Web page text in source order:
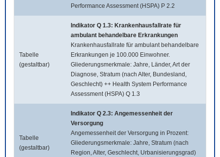
Performance Assessment (HSPA) P 2.2
Tabelle
(gestaltbar)
Indikator Q 1.3: Krankenhausfallrate für
ambulant behandelbare Erkrankungen
Krankenhausfallrate für ambulant behandelbare
Erkrankungen je 100.000 Einwohner.
Gliederungsmerkmale: Jahre, Länder, Art der
Diagnose, Stratum (nach Alter, Bundesland,
Geschlecht) ++ Health System Performance
Assessment (HSPA) Q 1.3
Tabelle
(gestaltbar)
Indikator Q 2.3: Angemessenheit der
Versorgung
Angemessenheit der Versorgung in Prozent:
Gliederungsmerkmale: Jahre, Stratum (nach
Region, Alter, Geschlecht, Urbanisierungsgrad)